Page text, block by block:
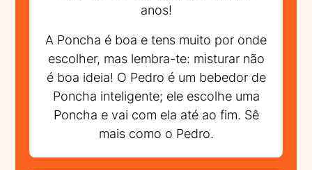
anos!
A Poncha é boa e tens muito por onde
escolher, mas lembra-te: misturar não
é boa ideia! O Pedro é um bebedor de
Poncha inteligente; ele escolhe uma
Poncha e vai com ela até ao fim. Sê
mais como o Pedro.